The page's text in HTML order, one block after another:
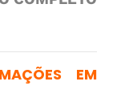
EM